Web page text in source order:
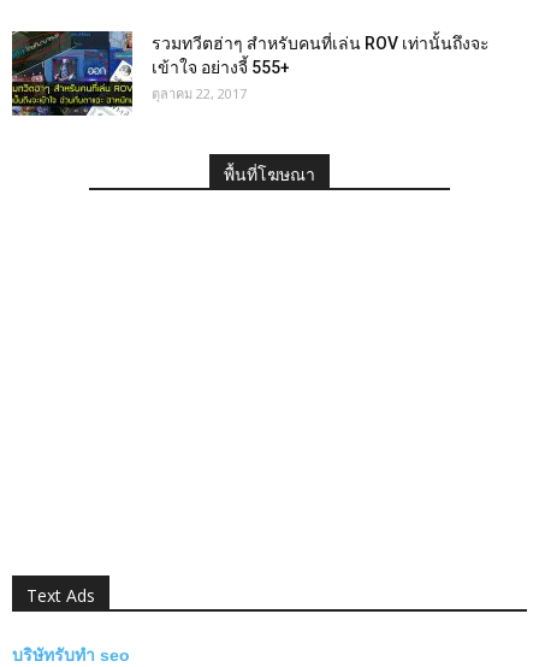
รวมทวีตฮ่าๆ สำหรับคนที่เล่น ROV เท่านั้นถึงจะ
เข้าใจ อย่างจี้ 555+
ตุลาคม 22, 2017
พื้นที่โฆษณา
Text Ads
บริษัทรับทำ seo